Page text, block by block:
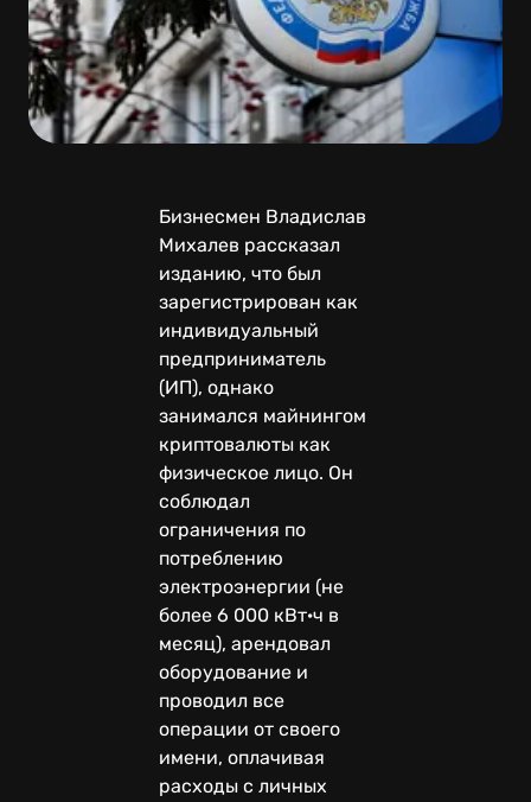
Бизнесмен Владислав
Михалев рассказал
изданию, что был
зарегистрирован как
индивидуальный
предприниматель
(ИП), однако
занимался майнингом
криптовалюты как
физическое лицо. Он
соблюдал
ограничения по
потреблению
электроэнергии (не
более 6 000 кВт·ч в
месяц), арендовал
оборудование и
проводил все
операции от своего
имени, оплачивая
расходы с личных